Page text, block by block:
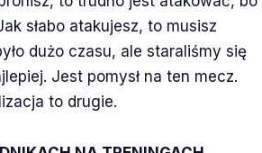
słabo atakujesz, to musisz
dużo czasu, ale staraliśmy się
Jest pomysł na ten mecz.
to drugie.